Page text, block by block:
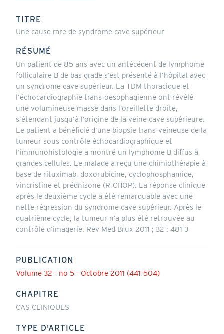
TITRE
Une cause rare de syndrome cave supérieur
RÉSUMÉ
Un patient de 85 ans avec un antécédent de lymphome
folliculaire B de bas grade s’est présenté à l’hôpital avec
un syndrome cave supérieur. La TDM thoracique et
l’échocardiographie trans-oesophagienne ont révélé
une volumineuse masse dans l’oreillette droite,
s’étendant jusqu’à l’origine de la veine cave supérieure.
Le patient a bénéficié d’une biopsie trans-veineuse de la
tumeur sous contrôle échocardiographique et
l’immunohistologie a montré un lymphome B diffus à
grandes cellules. Le malade a reçu une chimiothérapie à
base de rituximab, doxorubicine, cyclophosphamide,
vincristine et prédnisone (R-CHOP). La réponse clinique
après le deuxième cycle a été remarquable avec une
nette régression du syndrome cave supérieur. Après le
quatrième cycle, la tumeur n’a plus été retrouvée au
contrôle d’imagerie. Rev Med Brux 2011 ; 32 : 481-3
PUBLICATION
Volume 32 - no 5 - Octobre 2011 (441-504)
CHAPITRE
CAS CLINIQUES
TYPE D'ARTICLE